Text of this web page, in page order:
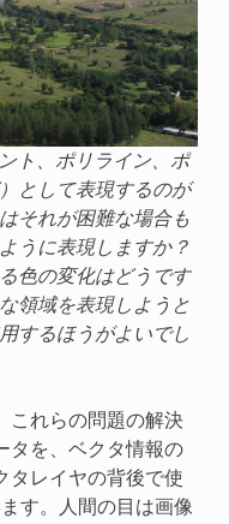
ト、ポリライン、ポ
として表現するのが
それが困難な場合も
うに表現しますか？
色の変化はどうです
領域を表現しようと
するほうがよいでし
これらの問題の解決
タを、ベクタ情報の
タレイヤの背後で使
す。人間の目は画像